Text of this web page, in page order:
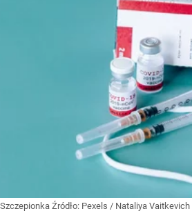
Szczepionka Źródło: Pexels / Nataliya Vaitkevich